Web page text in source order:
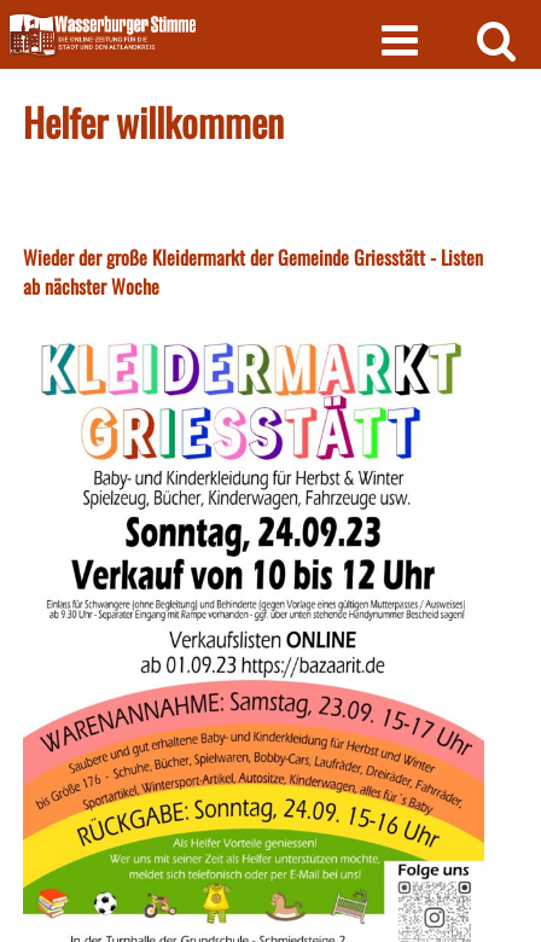
Skip
to
content
Helfer willkommen
Wieder der große Kleidermarkt der Gemeinde Griesstätt - Listen
ab nächster Woche